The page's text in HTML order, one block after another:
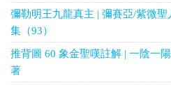
彌勒明王九龍真主 | 彌賽亞/紫微
集（93）
推背圖 60 象金聖嘆註解 | 一陰一
著